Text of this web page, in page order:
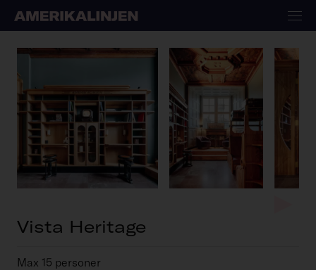
Vista Heritage
Max 15 personer